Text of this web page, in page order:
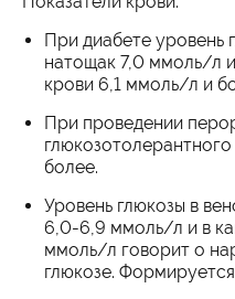
При диабете уровень
натощак 7,0 ммоль/л
крови 6,1 ммоль/л и
При проведении
более.
Уровень глюкозы в
6,0-6,9 ммоль/л и в
ммоль/л говорит о
глюкозе.